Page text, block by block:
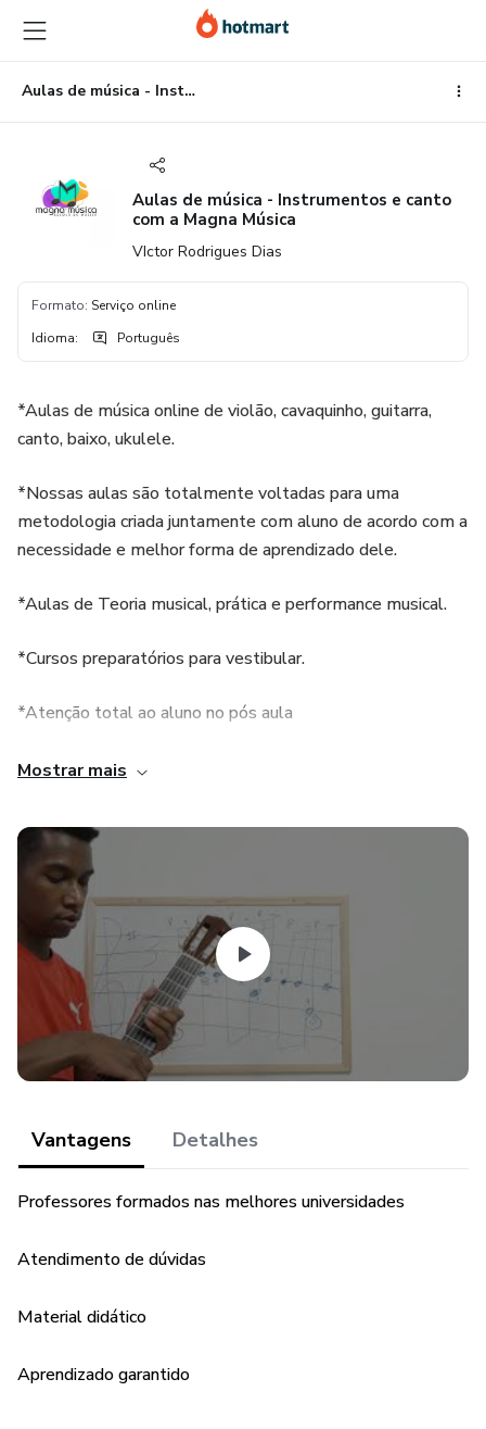
para
o
conteúdo
principal
para
o
pagamento
para
o
rodapé
Aulas de música - Instrumentos e canto com a Magna Música
Aulas de música - Instrumentos e canto
com a Magna Música
VIctor Rodrigues Dias
Formato: Serviço online
Idioma: Português
*Aulas de música online de violão, cavaquinho, guitarra,
canto, baixo, ukulele.
*Nossas aulas são totalmente voltadas para uma
metodologia criada juntamente com aluno de acordo com a
necessidade e melhor forma de aprendizado dele.
*Aulas de Teoria musical, prática e performance musical.
*Cursos preparatórios para vestibular.
*Atenção total ao aluno no pós aula
*Material didático
Mostrar mais
Vantagens Detalhes
Professores formados nas melhores universidades
Atendimento de dúvidas
Material didático
Aprendizado garantido